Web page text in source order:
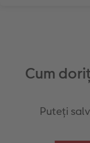
Cum
Puteți